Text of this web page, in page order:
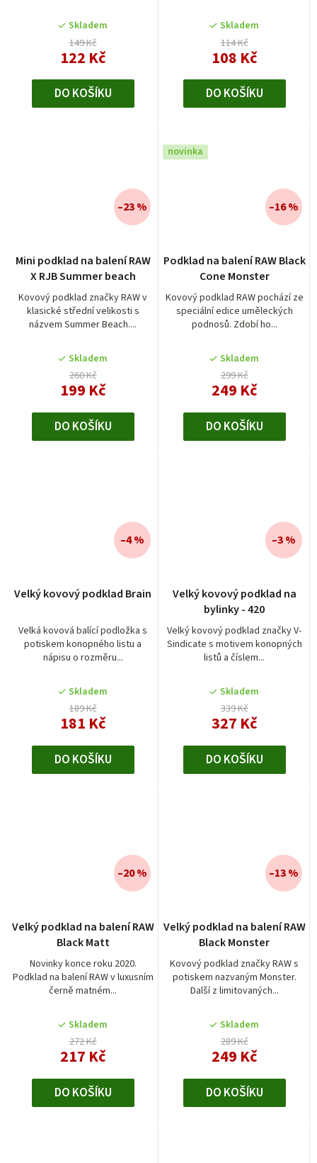
Skladem
149 Kč
122 Kč
DO KOŠÍKU
hvězdiček.
Skladem
114 Kč
108 Kč
DO KOŠÍKU
Mini podklad na balení RAW
X RJB Summer beach
Kovový podklad značky RAW v
klasické střední velikosti s
názvem Summer Beach....
Skladem
260 Kč
199 Kč
–23 %
DO KOŠÍKU
novinka
Podklad na balení RAW Black
Cone Monster
Kovový podklad RAW pochází ze
speciální edice uměleckých
podnosů. Zdobí ho...
Skladem
299 Kč
249 Kč
–16 %
DO KOŠÍKU
Velký kovový podklad Brain
Velká kovová balící podložka s
potiskem konopného listu a
nápisu o rozměru...
Skladem
189 Kč
181 Kč
–4 %
DO KOŠÍKU
Velký kovový podklad na
bylinky - 420
Velký kovový podklad značky V-
Sindicate s motivem konopných
listů a číslem...
Skladem
339 Kč
327 Kč
–3 %
DO KOŠÍKU
Velký podklad na balení RAW
Black Matt
Novinky konce roku 2020.
Podklad na balení RAW v luxusním
černě matném...
Skladem
272 Kč
217 Kč
–20 %
DO KOŠÍKU
Velký podklad na balení RAW
Black Monster
Kovový podklad značky RAW s
potiskem nazvaným Monster.
Další z limitovaných...
Skladem
289 Kč
249 Kč
–13 %
DO KOŠÍKU